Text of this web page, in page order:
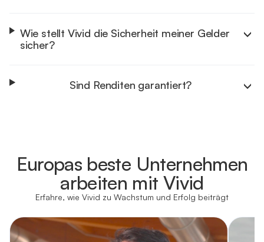
Wie stellt Vivid die Sicherheit meiner Gelder
sicher?
Sind Renditen garantiert?
hier
Europas beste Unternehmen
arbeiten mit Vivid
Erfahre, wie Vivid zu Wachstum und Erfolg beiträgt